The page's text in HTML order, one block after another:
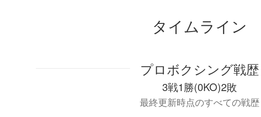
タイムライン
プロボクシング戦歴
3戦1勝(0KO)2敗
最終更新時点のすべての戦歴